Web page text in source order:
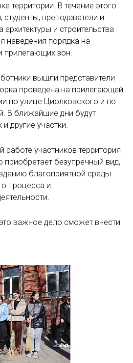
территории. В течение этого
преподаватели и
архитектуры и строительства
наведения порядка на
прилегающих зон.
вышли представители
проведена на прилегающей
по улице Циолковского и по
В ближайшие дни будут
другие участки.
работе участников территория
приобретает безупречный вид,
благоприятной среды
процесса и
важное дело сможет внести